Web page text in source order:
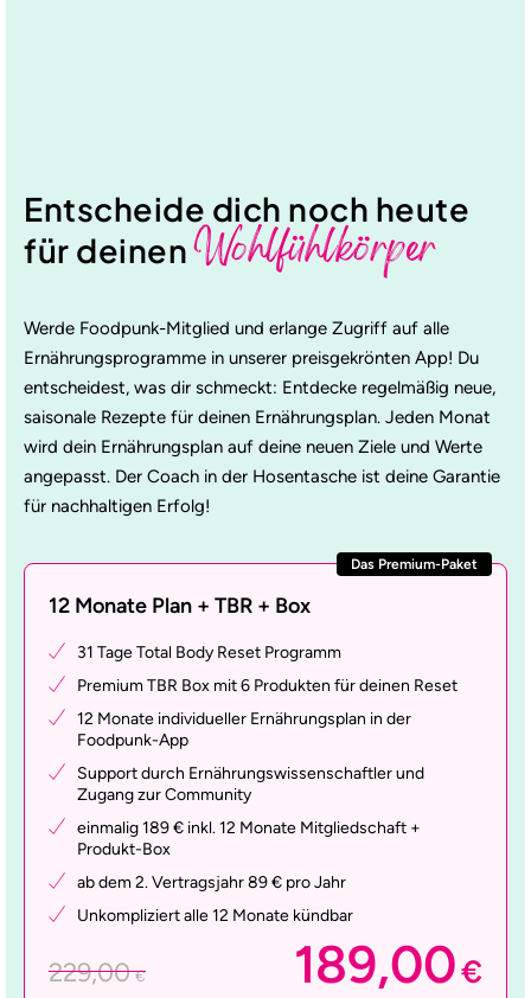
Entscheide dich noch heute
für deinenWohlfühlkörper
Werde Foodpunk-Mitglied und erlange Zugriff auf alle
Ernährungsprogramme in unserer preisgekrönten App! Du
entscheidest, was dir schmeckt: Entdecke regelmäßig neue,
saisonale Rezepte für deinen Ernährungsplan. Jeden Monat
wird dein Ernährungsplan auf deine neuen Ziele und Werte
angepasst. Der Coach in der Hosentasche ist deine Garantie
für nachhaltigen Erfolg!
12 Monate Plan + TBR + Box
31 Tage Total Body Reset Programm
Premium TBR Box mit 6 Produkten für deinen Reset
12 Monate individueller Ernährungsplan in der
Foodpunk-App
Support durch Ernährungswissenschaftler und
Zugang zur Community
einmalig 189 € inkl. 12 Monate Mitgliedschaft +
Produkt-Box
ab dem 2. Vertragsjahr 89 € pro Jahr
Unkompliziert alle 12 Monate kündbar
229,00 € 189,00€
Das Premium-Paket